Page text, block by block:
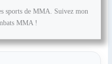
sports de MMA. Suivez mon
MMA !